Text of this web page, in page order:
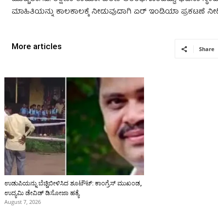
ಮಾಹಿತಿಯನ್ನು ಕಾಲಕಾಲಕ್ಕೆ ನೀಡುವುದಾಗಿ ಏರ್‌ ಇಂಡಿಯಾ ಪ್ರಕಟಣೆ
More articles
ಉಡುಪಿಯನ್ನು ಬೆಚ್ಚಿಬೀಳಿಸಿದ ಶೂಟೌಟ್‌: ಕಾಂಗ್ರೆಸ್‌ ಮುಖಂಡ,
ಉದ್ಯಮಿ ಡೇವಿಡ್ ಡಿಸೋಜಾ ಹತ್ಯೆ
August 7, 2026
Share